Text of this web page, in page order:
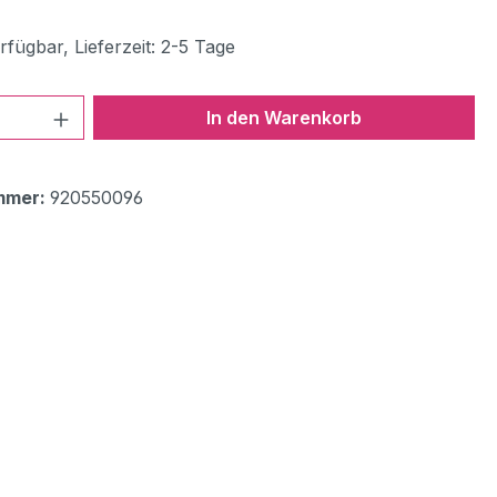
Lieferzeit: 2-5 Tage
Anzahl: Gib den gewünschten Wert
In den Warenkorb
920550096